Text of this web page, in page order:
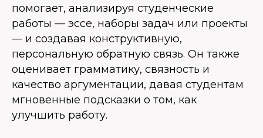
помогает, анализируя студенческие
работы — эссе, наборы задач или проекты
— и создавая конструктивную,
персональную обратную связь. Он также
оценивает грамматику, связность и
качество аргументации, давая студентам
мгновенные подсказки о том, как
улучшить работу.